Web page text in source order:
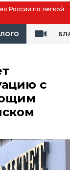
вошёл в
с